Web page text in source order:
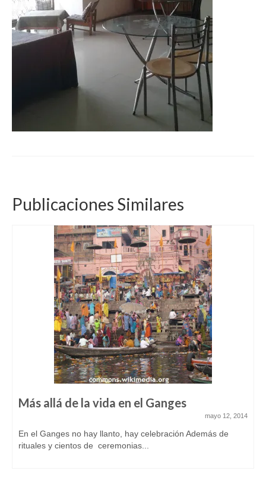
Publicaciones Similares
Más allá de la vida en el Ganges
mayo 12, 2014
En el Ganges no hay llanto, hay celebración Además de
rituales y cientos de ceremonias...